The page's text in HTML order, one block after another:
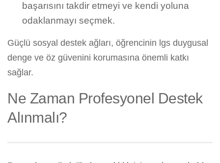
başarısını takdir etmeyi ve kendi yoluna
odaklanmayı seçmek.
Güçlü sosyal destek ağları, öğrencinin lgs duygusal
denge ve öz güvenini korumasına önemli katkı
sağlar.
Ne Zaman Profesyonel Destek
Alınmalı?